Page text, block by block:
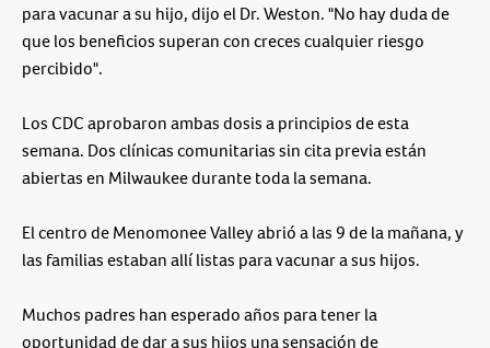
para vacunar a su hijo, dijo el Dr. Weston. "No hay duda de
que los beneficios superan con creces cualquier riesgo
percibido".
Los CDC aprobaron ambas dosis a principios de esta
semana. Dos clínicas comunitarias sin cita previa están
abiertas en Milwaukee durante toda la semana.
El centro de Menomonee Valley abrió a las 9 de la mañana, y
las familias estaban allí listas para vacunar a sus hijos.
Muchos padres han esperado años para tener la
oportunidad de dar a sus hijos una sensación de